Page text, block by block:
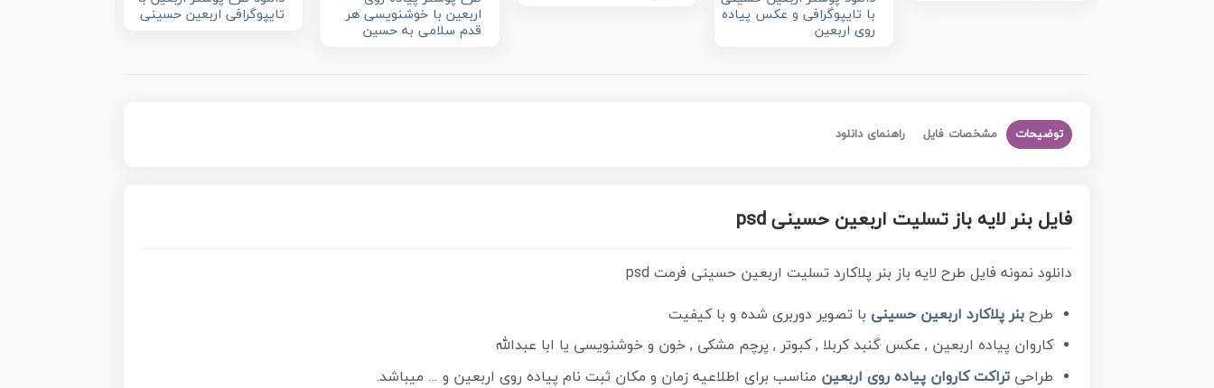
با تایپوگرافی و عکس پیاده
روی اربعین
اربعین با خوشنویسی هر
قدم سلامی به حسین
تایپوگرافی اربعین حسینی
توضیحات مشخصات فایل راهنمای دانلود
فایل بنر لایه باز تسلیت اربعین حسینی psd
دانلود نمونه فایل طرح لایه باز بنر پلاکارد تسلیت اربعین حسینی فرمت psd
طرح بنر پلاکارد اربعین حسینی با تصویر دوربری شده و با کیفیت
کاروان پیاده اربعین , عکس گنبد کربلا , کبوتر , پرچم مشکی , خون و خوشنویسی یا ابا عبدالله
طراحی تراکت کاروان پیاده روی اربعین مناسب برای اطلاعیه زمان و مکان ثبت نام پیاده روی اربعین و … میباشد.